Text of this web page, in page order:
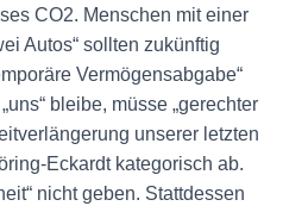
CO2. Menschen mit einer
Autos“ sollten zukünftig
Vermögensabgabe“
bleibe, müsse „gerechter
unserer letzten
Eckardt kategorisch ab.
nicht geben. Stattdessen